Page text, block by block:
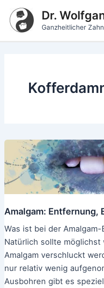
Inhalt
springen
Dr.
Ganzheitlicher
Amalgam: Entfernung,
Was ist bei der
Natürlich sollte
Amalgam verschluckt
nur relativ wenig
Ausbohren gibt es